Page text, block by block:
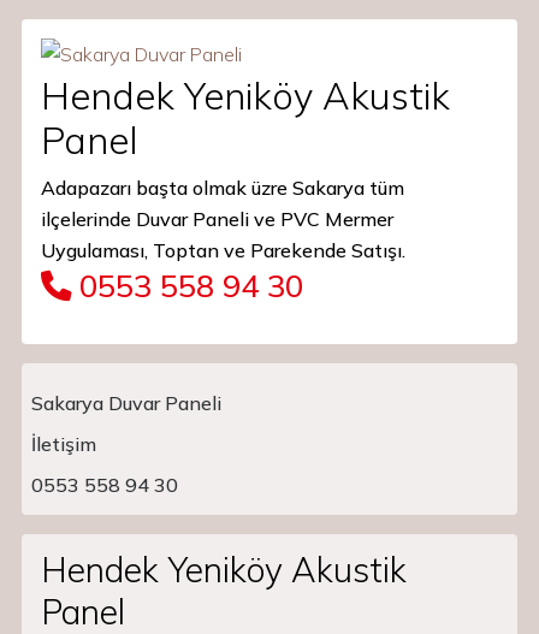
Hendek Yeniköy Akustik
Panel
Adapazarı başta olmak üzre Sakarya tüm
ilçelerinde Duvar Paneli ve PVC Mermer
Uygulaması, Toptan ve Parekende Satışı.
0553 558 94 30
Main Navigation
Sakarya Duvar Paneli
İletişim
0553 558 94 30
Hendek Yeniköy Akustik
Panel